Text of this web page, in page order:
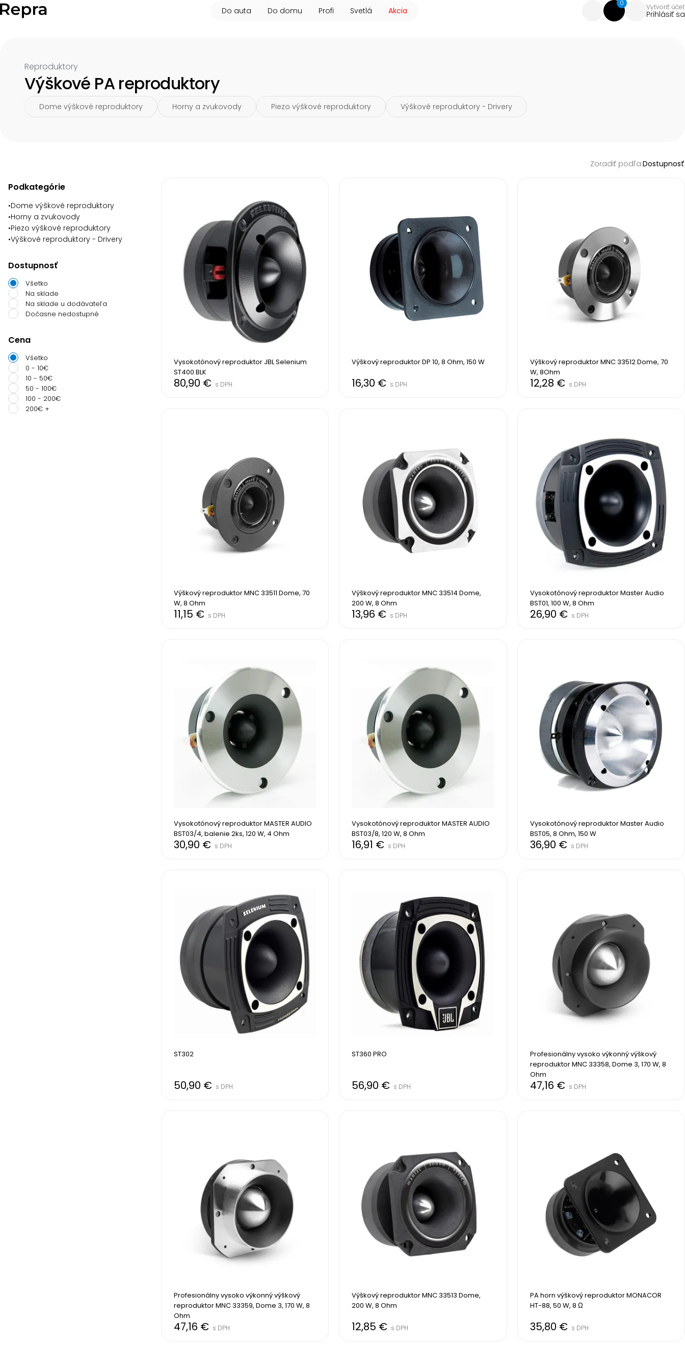
Do auta Do domu Profi Svetlá Akcia
0 Vytvoriť účet
Prihlásiť sa
Reproduktory
Výškové PA reproduktory
Dome výškové reproduktory Horny a zvukovody Piezo výškové reproduktory Výškové reproduktory - Drivery
Item
Podkategórie
•Dome výškové reproduktory
•Horny a zvukovody
•Piezo výškové reproduktory
•Výškové reproduktory - Drivery
Dostupnosť
Všetko
Na sklade
Na sklade u dodávateľa
Dočasne nedostupné
Cena
Všetko
0 - 10€
10 - 50€
50 - 100€
100 - 200€
200€ +
Zoradiť podľa:Dostupnosť
Vysokotónový reproduktor JBL Selenium
ST400 BLK
80,90 € s DPH
Výškový reproduktor DP 10, 8 Ohm, 150 W
16,30 € s DPH
Výškový reproduktor MNC 33512 Dome, 70
W, 8Ohm
12,28 € s DPH
Výškový reproduktor MNC 33511 Dome, 70
W, 8 Ohm
11,15 € s DPH
Výškový reproduktor MNC 33514 Dome,
200 W, 8 Ohm
13,96 € s DPH
Vysokotónový reproduktor Master Audio
BST01, 100 W, 8 Ohm
26,90 € s DPH
Vysokotónový reproduktor MASTER AUDIO
BST03/4, balenie 2ks, 120 W, 4 Ohm
30,90 € s DPH
Vysokotónový reproduktor MASTER AUDIO
BST03/8, 120 W, 8 Ohm
16,91 € s DPH
Vysokotónový reproduktor Master Audio
BST05, 8 Ohm, 150 W
36,90 € s DPH
ST302
50,90 € s DPH
ST360 PRO
56,90 € s DPH
Profesionálny vysoko výkonný výškový
reproduktor MNC 33358, Dome 3, 170 W, 8
Ohm
47,16 € s DPH
Profesionálny vysoko výkonný výškový
reproduktor MNC 33359, Dome 3, 170 W, 8
Ohm
47,16 € s DPH
Výškový reproduktor MNC 33513 Dome,
200 W, 8 Ohm
12,85 € s DPH
PA horn výškový reproduktor MONACOR
HT-88, 50 W, 8 Ω
35,80 € s DPH